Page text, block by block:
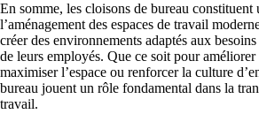
En somme, les cloisons de bureau constituent
l’aménagement des espaces de travail
créer des environnements adaptés aux
de leurs employés. Que ce soit pour
maximiser l’espace ou renforcer la culture
bureau jouent un rôle fondamental dans la
travail.